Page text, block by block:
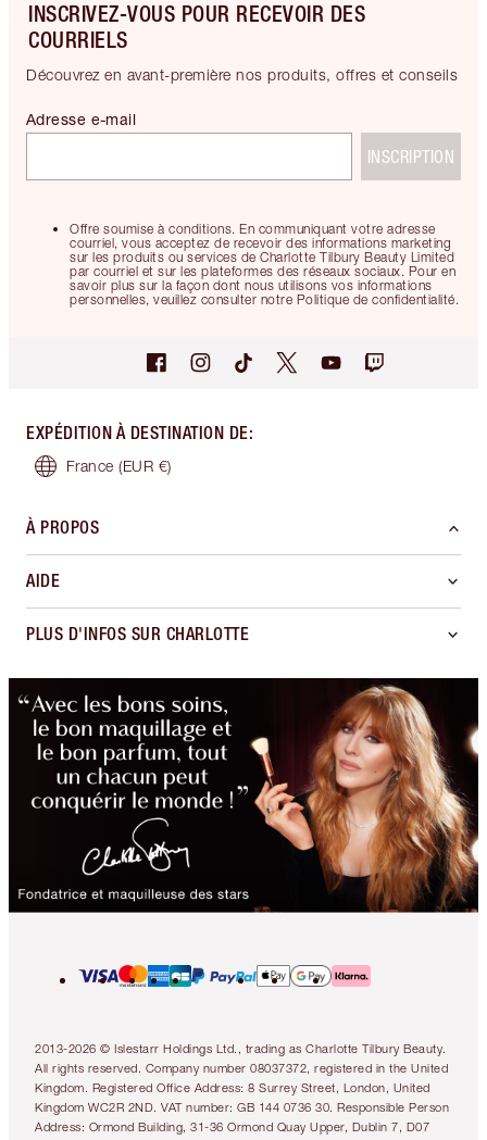
INSCRIVEZ-VOUS POUR RECEVOIR DES
COURRIELS
Découvrez en avant-première nos produits, offres et conseils
Offre soumise à conditions. En communiquant votre adresse
courriel, vous acceptez de recevoir des informations marketing
sur les produits ou services de Charlotte Tilbury Beauty Limited
par courriel et sur les plateformes des réseaux sociaux. Pour en
savoir plus sur la façon dont nous utilisons vos informations
personnelles, veuillez consulter notre Politique de confidentialité.
Adresse e-mail
INSCRIPTION
EXPÉDITION À DESTINATION DE:
France (EUR €)
À PROPOS
AIDE
PLUS D'INFOS SUR CHARLOTTE
2013-2026 © Islestarr Holdings Ltd., trading as Charlotte Tilbury Beauty.
All rights reserved. Company number 08037372, registered in the United
Kingdom. Registered Office Address: 8 Surrey Street, London, United
Kingdom WC2R 2ND. VAT number: GB 144 0736 30. Responsible Person
Address: Ormond Building, 31-36 Ormond Quay Upper, Dublin 7, D07